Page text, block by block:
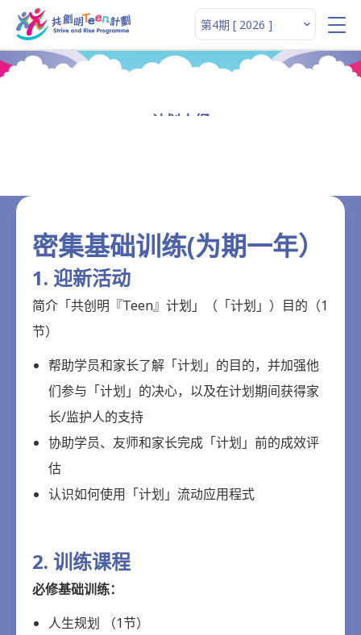
计划大纲
密集基础训练(为期一年）
1. 迎新活动
简介「共创明『Teen』计划」（「计划」）目的（1
节）
帮助学员和家长了解「计划」的目的，并加强他
们参与「计划」的决心，以及在计划期间获得家
长/监护人的支持
协助学员、友师和家长完成「计划」前的成效评
估
认识如何使用「计划」流动应用程式
2. 训练课程
必修基础训练：
人生规划 （1节）